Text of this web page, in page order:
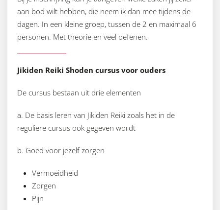
aan bod wilt hebben, die neem ik dan mee tijdens de
dagen. In een kleine groep, tussen de 2 en maximaal 6
personen. Met theorie en veel oefenen.
Jikiden Reiki Shoden cursus voor ouders
De cursus bestaan uit drie elementen
a. De basis leren van Jikiden Reiki zoals het in de
reguliere cursus ook gegeven wordt
b. Goed voor jezelf zorgen
Vermoeidheid
Zorgen
Pijn